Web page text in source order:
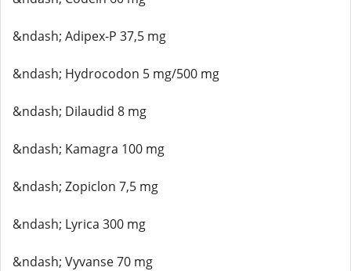
&ndash; Adipex-P 37,5 mg
&ndash; Hydrocodon 5 mg/500 mg
&ndash; Dilaudid 8 mg
&ndash; Kamagra 100 mg
&ndash; Zopiclon 7,5 mg
&ndash; Lyrica 300 mg
&ndash; Vyvanse 70 mg